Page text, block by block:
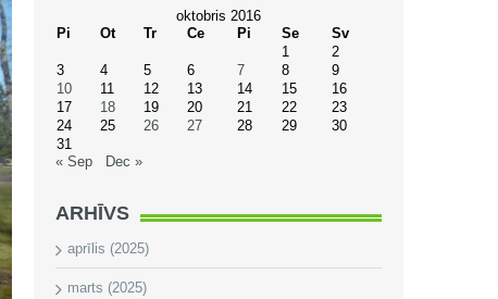
oktobris 2016
Pi
Ot Tr Ce Pi Se
Sv
1
2
3
4 5 6 7 8
9
10
11 12 13 14 15
16
17
18 19 20 21 22
23
24
25 26 27 28 29
30
31
« Sep
Dec »
ARHĪVS
aprīlis (2025)
marts (2025)